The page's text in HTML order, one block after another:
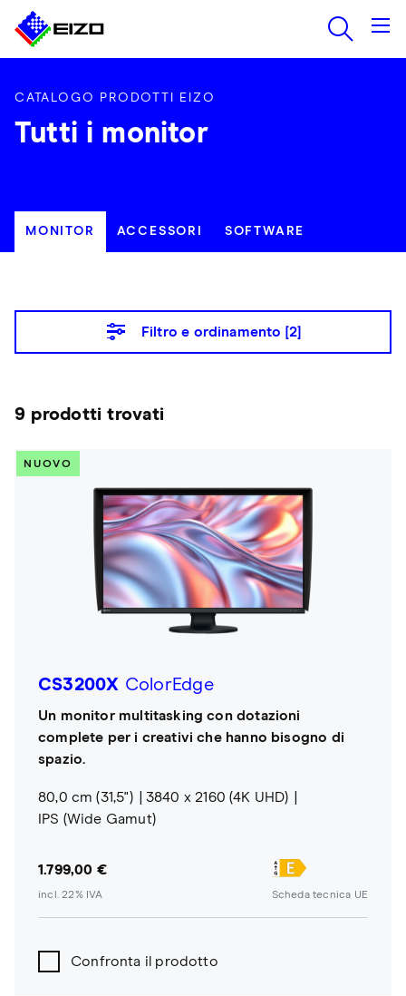
CATALOGO PRODOTTI EIZO
Tutti i monitor
MONITOR ACCESSORI SOFTWARE
Filtro e ordinamento [2]
9 prodotti trovati
NUOVO
CS3200X ColorEdge
Un monitor multitasking con dotazioni
complete per i creativi che hanno bisogno di
spazio.
80,0 cm (31,5")
3840 x 2160 (4K UHD)
IPS (Wide Gamut)
1.799,00 €
incl. 22% IVA Scheda tecnica UE
Confronta il prodotto